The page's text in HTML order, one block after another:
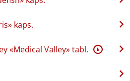
kaps.
«Medical Valley» tabl. K